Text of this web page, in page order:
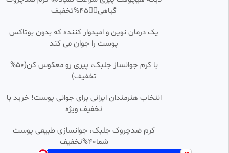
بودجه توسط احمدی نژاد!
نظر احمدی نژاد درباره کراوات
Mr
2 سال پیش
0:00:58 کلیپ لقمه شو احمدی نژاد
•
0:00:42 دکتر احمدی نژاد برمیگردد...
گیاهی👈🏻45%تخفیف
یک درمان نوین و امیدوار کننده که بدون بوتاکس
پوست را جوان می کند
با کرم جوانساز جلبک، پیری رو معکوس کن(50%
تخفیف)
انتخاب هنرمندان ایرانی برای جوانی پوست! خرید با
تخفیف ویژه
کرم ضدچروک جلبک، جوانسازی طبیعی پوست
شما40%تخفیف